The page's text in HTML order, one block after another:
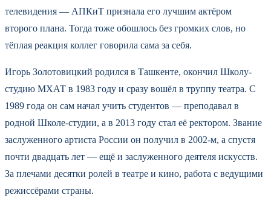
телевидения — АПКиТ признала его лучшим актёром
второго плана. Тогда тоже обошлось без громких слов, но
тёплая реакция коллег говорила сама за себя.
Игорь Золотовицкий родился в Ташкенте, окончил Школу-
студию МХАТ в 1983 году и сразу вошёл в труппу театра. С
1989 года он сам начал учить студентов — преподавал в
родной Школе-студии, а в 2013 году стал её ректором. Звание
заслуженного артиста России он получил в 2002-м, а спустя
почти двадцать лет — ещё и заслуженного деятеля искусств.
За плечами десятки ролей в театре и кино, работа с ведущими
режиссёрами страны.